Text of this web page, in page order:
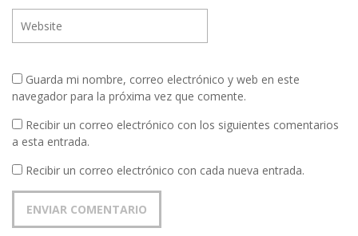
Guarda mi nombre, correo electrónico y web en este
navegador para la próxima vez que comente.
Recibir un correo electrónico con los siguientes comentarios
a esta entrada.
Recibir un correo electrónico con cada nueva entrada.